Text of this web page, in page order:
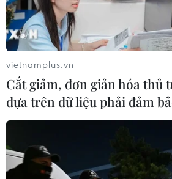
vietnamplus.vn
Cắt giảm, đơn giản hóa thủ
dựa trên dữ liệu phải đảm